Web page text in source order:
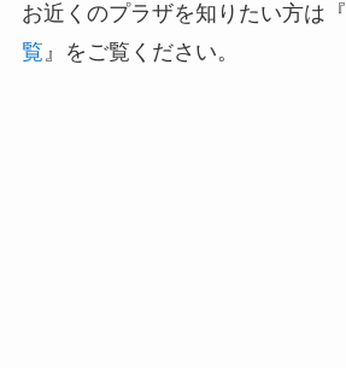
お近くのプラザを知りたい方は『
覧』をご覧ください。